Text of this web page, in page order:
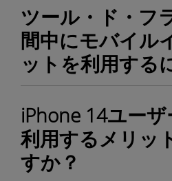
ツール・ド・フ
間中にモバイル
ットを利用する
iPhone 14ユーザ
利用するメリッ
すか？